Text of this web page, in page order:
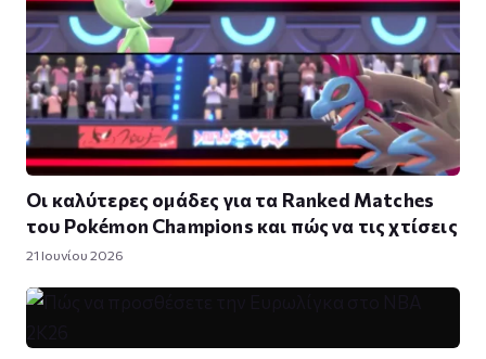
Οι καλύτερες ομάδες για τα Ranked Matches
του Pokémon Champions και πώς να τις χτίσεις
21 Ιουνίου 2026